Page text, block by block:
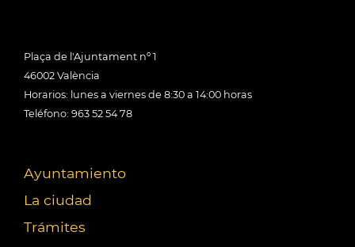
Plaça de l'Ajuntament nº 1
46002 València
Horarios: lunes a viernes de 8:30 a 14:00 horas
Teléfono: 963 52 54 78
Ayuntamiento
La ciudad
Trámites